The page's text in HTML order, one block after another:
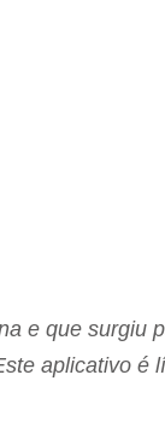
e que surgiu
aplicativo é